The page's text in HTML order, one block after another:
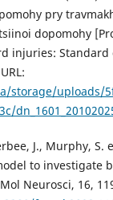
pry
dopomohy
injuries:
storage/uploads/
J., Murphy, S.
to investigate
Neurosci, 16,